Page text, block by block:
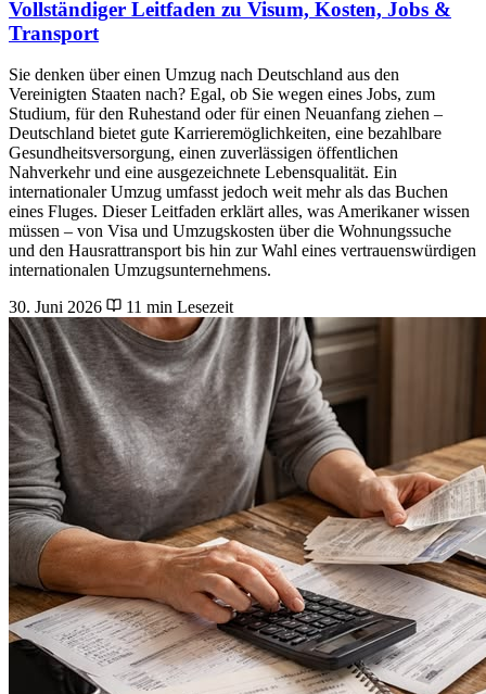
Vollständiger Leitfaden zu Visum, Kosten, Jobs &
Transport
Sie denken über einen Umzug nach Deutschland aus den
Vereinigten Staaten nach? Egal, ob Sie wegen eines Jobs, zum
Studium, für den Ruhestand oder für einen Neuanfang ziehen –
Deutschland bietet gute Karrieremöglichkeiten, eine bezahlbare
Gesundheitsversorgung, einen zuverlässigen öffentlichen
Nahverkehr und eine ausgezeichnete Lebensqualität. Ein
internationaler Umzug umfasst jedoch weit mehr als das Buchen
eines Fluges. Dieser Leitfaden erklärt alles, was Amerikaner wissen
müssen – von Visa und Umzugskosten über die Wohnungssuche
und den Hausrattransport bis hin zur Wahl eines vertrauenswürdigen
internationalen Umzugsunternehmens.
30. Juni 2026
11 min Lesezeit